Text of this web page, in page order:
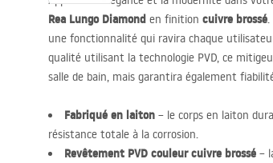
Rea Lungo Diamond en finition cuivre brossé.
une fonctionnalité qui ravira chaque
qualité utilisant la technologie PVD, ce
salle de bain, mais garantira également
Fabriqué en laiton – le corps en laiton
résistance totale à la corrosion.
Revêtement PVD couleur cuivre brossé –